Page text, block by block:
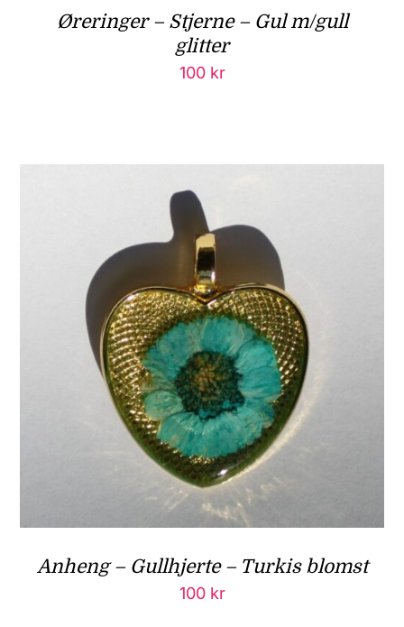
Øreringer – Stjerne – Gul m/gull
glitter
100 kr
Anheng – Gullhjerte – Turkis blomst
100 kr